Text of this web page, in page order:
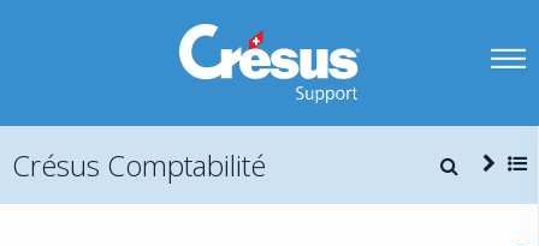
Crésus Comptabilité